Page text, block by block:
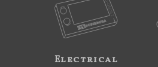
Electrical